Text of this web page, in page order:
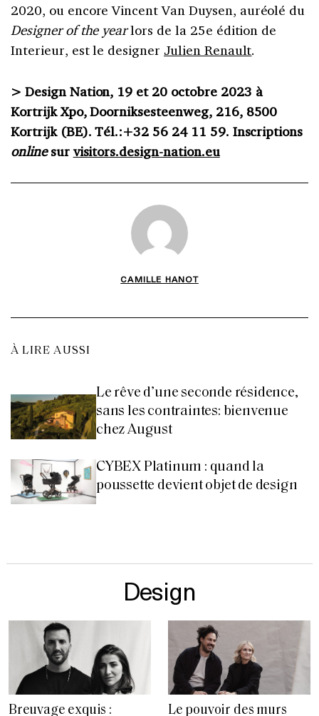
2020, ou encore Vincent Van Duysen, auréolé du
Designer of the yearlors de la 25e édition de
Interieur, est le designer Julien Renault.
> Design Nation, 19 et 20 octobre 2023 à
Kortrijk Xpo, Doorniksesteenweg, 216, 8500
Kortrijk (BE). Tél.:+32 56 24 11 59. Inscriptions
onlinesur visitors.design-nation.eu
CAMILLE HANOT
À LIRE AUSSI
Le rêve d’une seconde résidence,
sans les contraintes: bienvenue
chez August
CYBEX Platinum : quand la
poussette devient objet de design
Design
Breuvage exquis :
Le pouvoir des murs